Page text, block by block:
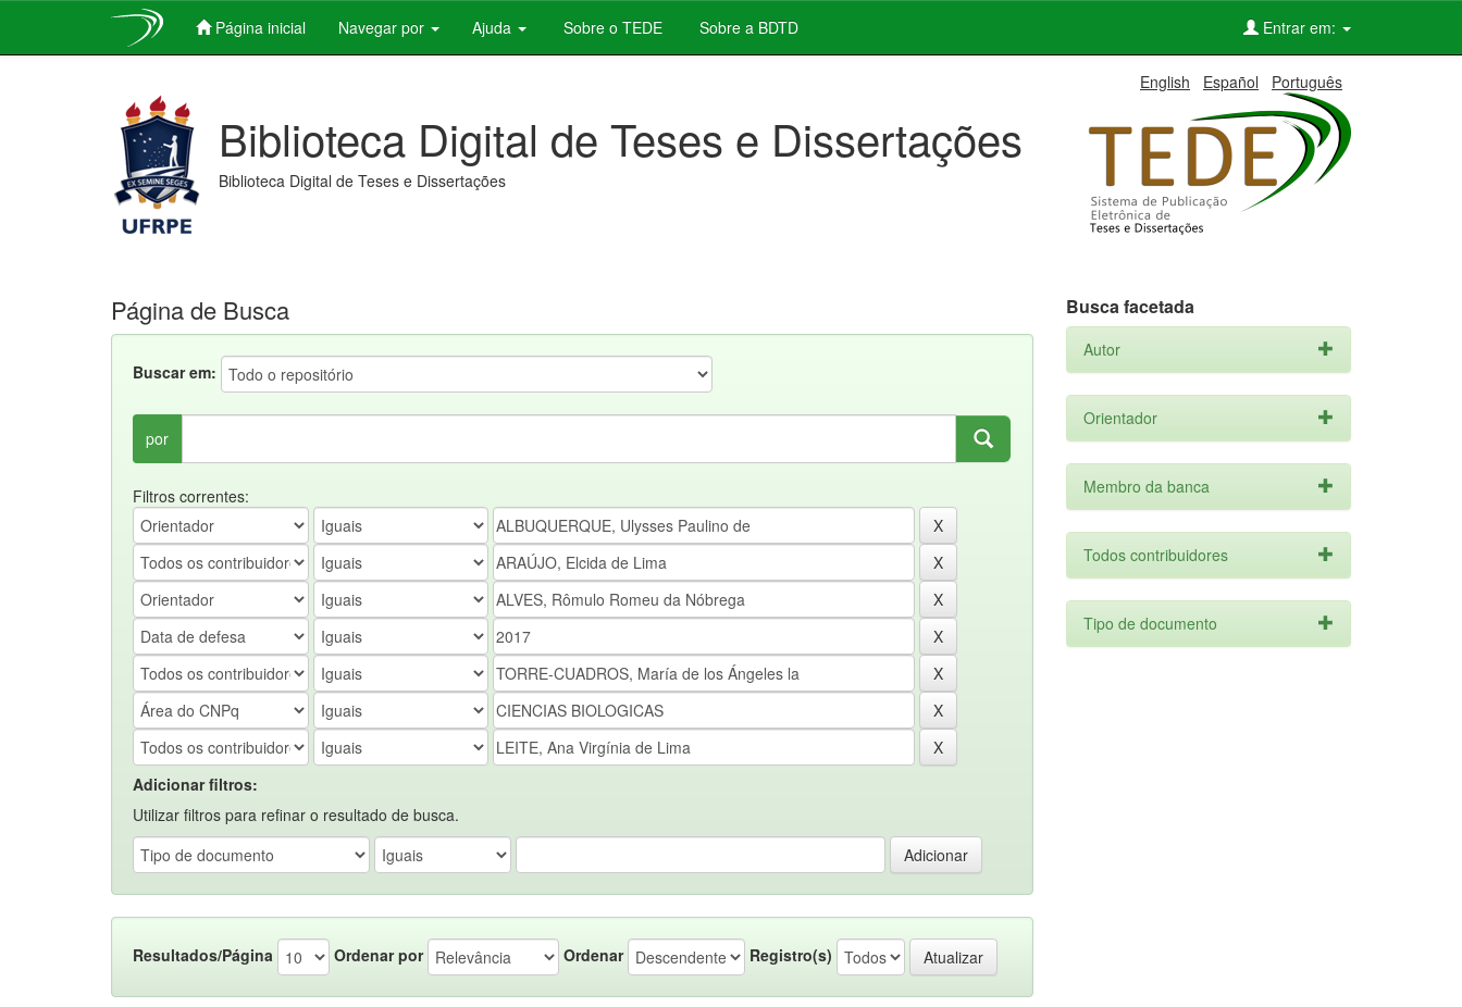
Página inicial Navegar por Ajuda Sobre o TEDE Sobre a BDTD Entrar em:
English Español Português
Biblioteca Digital de Teses e Dissertações
Biblioteca Digital de Teses e Dissertações
Página de Busca
Buscar em:
por
Filtros correntes:
Adicionar filtros:
Utilizar filtros para refinar o resultado de busca.
Resultados/Página Ordenar por Ordenar Registro(s)
Busca facetada
Autor
Orientador
Membro da banca
Todos contribuidores
Tipo de documento